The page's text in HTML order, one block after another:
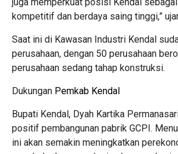
juga memperkuat posisi Kendal
kompetitif dan berdaya saing tinggi,”
Saat ini di Kawasan Industri Kendal
perusahaan, dengan 50 perusahaan
perusahaan sedang tahap konstruksi.
Dukungan Pemkab Kendal
Bupati Kendal, Dyah Kartika
positif pembangunan pabrik GCPI.
ini akan semakin meningkatkan